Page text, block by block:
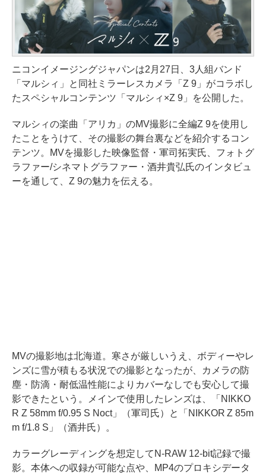
ニコンイメージングジャパンは2月27日、3人組バンド
「マルシィ」と同社ミラーレスカメラ「Z 9」がコラボし
たスペシャルコンテンツ「マルシィ×Z 9」を公開した。
マルシィの楽曲「アリカ」のMV撮影に全編Z 9を使用し
たことをうけて、その撮影の舞台裏などを紹介するコン
テンツ。MVを撮影した映像監督・軍司拓実氏、フォトグ
ラファー/シネマトグラファー・酒井貴弘氏のインタビュ
ーを通して、Z 9の魅力を伝える。
MVの撮影地は北海道。寒さが厳しいうえ、ボディーやレ
ンズに雪が積もる状況での撮影となったが、カメラの防
塵・防滴・耐低温性能によりカバーなしでも安心して撮
影できたという。メインで使用したレンズは、「NIKKO
R Z 58mm f/0.95 S Noct」（軍司氏）と「NIKKOR Z 85m
m f/1.8 S」（酒井氏）。
カラーグレーディングを想定してN-RAW 12-bit記録で撮
影。本体への収録が可能な点や、MP4のプロキシデータ